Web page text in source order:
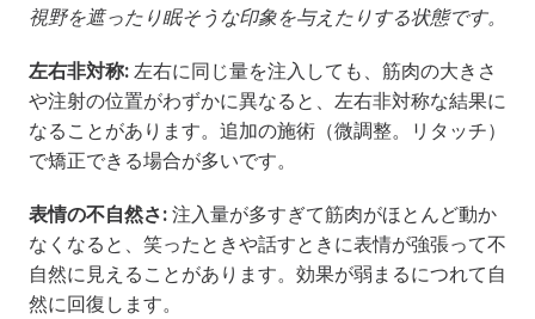
視野を遮ったり眠そうな印象を与えたりする状態です。
左右非対称: 左右に同じ量を注入しても、筋肉の大きさ
や注射の位置がわずかに異なると、左右非対称な結果に
なることがあります。追加の施術（微調整。リタッチ）
で矯正できる場合が多いです。
表情の不自然さ: 注入量が多すぎて筋肉がほとんど動か
なくなると、笑ったときや話すときに表情が強張って不
自然に見えることがあります。効果が弱まるにつれて自
然に回復します。